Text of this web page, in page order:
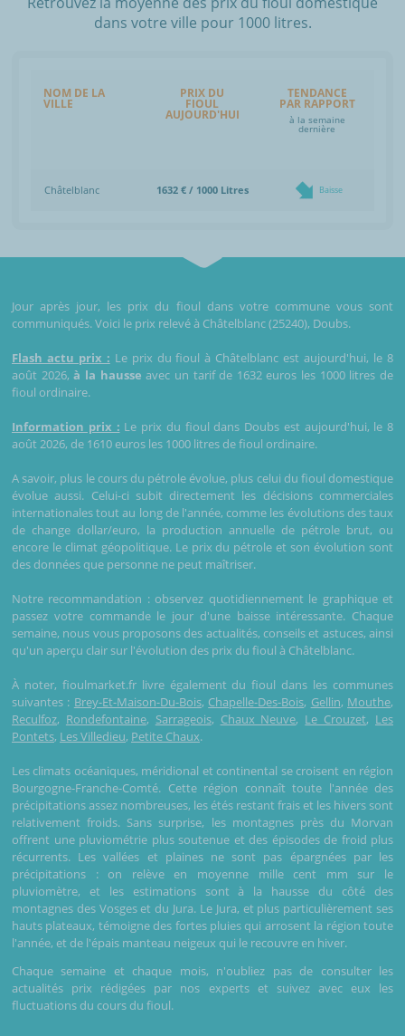
dans votre ville pour 1000 litres.
NOM DE LA
VILLE
PRIX DU
FIOUL
AUJOURD'HUI
TENDANCE
PAR RAPPORT
à la semaine
dernière
Châtelblanc 1632 € / 1000 Litres Baisse
Jour après jour, les prix du fioul dans votre commune vous sont
communiqués. Voici le prix relevé à Châtelblanc (25240), Doubs.
Flash actu prix : Le prix du fioul à Châtelblanc est aujourd'hui, le 8
août 2026,à la hausse avec un tarif de 1632 euros les 1000 litres de
fioul ordinaire.
Information prix : Le prix du fioul dans Doubs est aujourd'hui, le 8
août 2026, de 1610 euros les 1000 litres de fioul ordinaire.
A savoir, plus le cours du pétrole évolue, plus celui du fioul domestique
évolue aussi. Celui-ci subit directement les décisions commerciales
internationales tout au long de l'année, comme les évolutions des taux
de change dollar/euro, la production annuelle de pétrole brut, ou
encore le climat géopolitique. Le prix du pétrole et son évolution sont
des données que personne ne peut maîtriser.
Notre recommandation : observez quotidiennement le graphique et
passez votre commande le jour d'une baisse intéressante. Chaque
semaine, nous vous proposons des actualités, conseils et astuces, ainsi
qu'un aperçu clair sur l'évolution des prix du fioul à Châtelblanc.
À noter, fioulmarket.fr livre également du fioul dans les communes
suivantes : Brey-Et-Maison-Du-Bois, Chapelle-Des-Bois, Gellin, Mouthe,
Reculfoz, Rondefontaine, Sarrageois, Chaux Neuve, Le Crouzet, Les
Pontets, Les Villedieu, Petite Chaux.
Les climats océaniques, méridional et continental se croisent en région
Bourgogne-Franche-Comté. Cette région connaît toute l'année des
précipitations assez nombreuses, les étés restant frais et les hivers sont
relativement froids. Sans surprise, les montagnes près du Morvan
offrent une pluviométrie plus soutenue et des épisodes de froid plus
récurrents. Les vallées et plaines ne sont pas épargnées par les
précipitations : on relève en moyenne mille cent mm sur le
pluviomètre, et les estimations sont à la hausse du côté des
montagnes des Vosges et du Jura. Le Jura, et plus particulièrement ses
hauts plateaux, témoigne des fortes pluies qui arrosent la région toute
l'année, et de l'épais manteau neigeux qui le recouvre en hiver.
Chaque semaine et chaque mois, n'oubliez pas de consulter les
actualités prix rédigées par nos experts et suivez avec eux les
fluctuations du cours du fioul.